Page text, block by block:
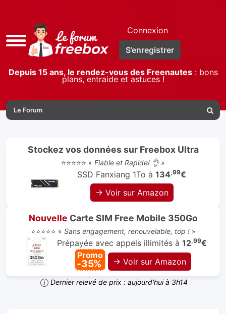
Accès
rapide
Connexion
S’enregistrer
Depuis 15 ans, le rendez-vous des Freenautes: bons
plans, entraide et astuces !
Le Forum
Stockez vos données sur Freebox Ultra
⭐⭐⭐⭐⭐ « Fiable et Rapide! 👌»
SSD Fanxiang 1To à 134,99€
→ Voir sur Amazon
Nouvelle Carte SIM Free Mobile 350Go
⭐⭐⭐⭐⭐ « Sans engagement, renouvelable, top !»
Prépayée avec appels illimités à 12,99€
Promo
-35% → Voir sur Amazon
Dernier relevé de prix : aujourd'hui à 3h14